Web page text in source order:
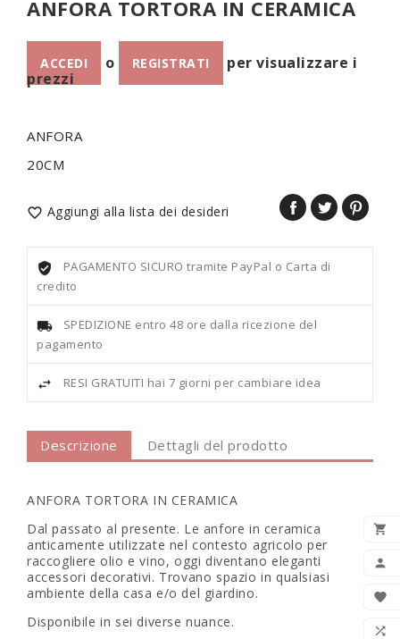




ANFORA TORTORA IN CERAMICA
ACCEDI o REGISTRATI
per visualizzare i
prezzi
ANFORA
20CM
 Aggiungi alla lista dei desideri
PAGAMENTO SICURO tramite PayPal o Carta di
credito
SPEDIZIONE entro 48 ore dalla ricezione del
pagamento
RESI GRATUITI hai 7 giorni per cambiare idea
Descrizione Dettagli del prodotto
ANFORA TORTORA IN CERAMICA
Dal passato al presente. Le anfore in ceramica
anticamente utilizzate nel contesto agricolo per
raccogliere olio e vino, oggi diventano eleganti
accessori decorativi. Trovano spazio in qualsiasi
ambiente della casa e/o del giardino.
Disponibile in sei diverse nuance.